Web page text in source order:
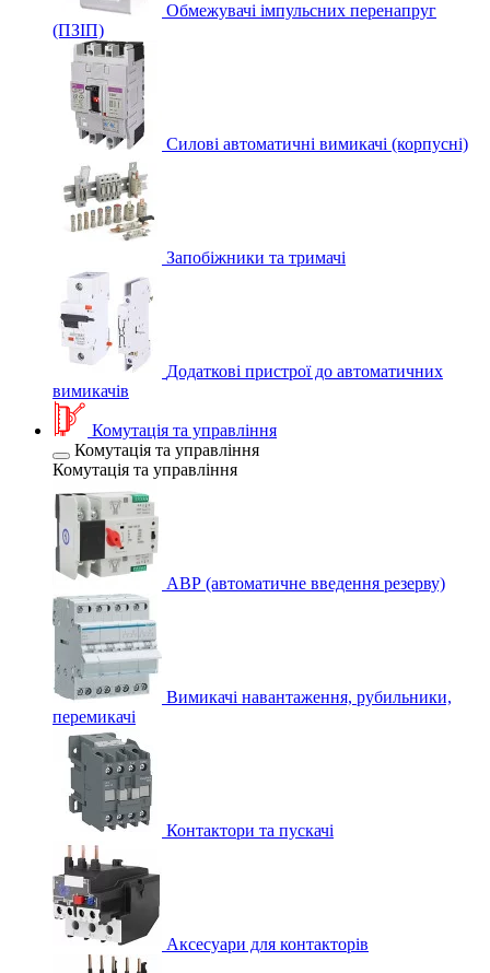
Обмежувачі імпульсних перенапруг
(ПЗІП)
Силові автоматичні вимикачі (корпусні)
Запобіжники та тримачі
Додаткові пристрої до автоматичних
вимикачів
Комутація та управління
Комутація та управління
Комутація та управління
АВР (автоматичне введення резерву)
Вимикачі навантаження, рубильники,
перемикачі
Контактори та пускачі
Аксесуари для контакторів